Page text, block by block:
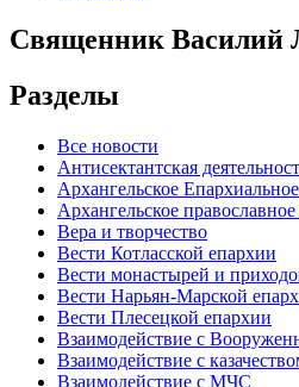
Священник Василий
Разделы
Все новости
Антисектантская
Архангельское
Архангельское православное
Вера и творчество
Вести Котласской епархии
Вести монастырей и
Вести Нарьян-Марской
Вести Плесецкой епархии
Взаимодействие с
Взаимодействие с
Взаимодействие с МЧС